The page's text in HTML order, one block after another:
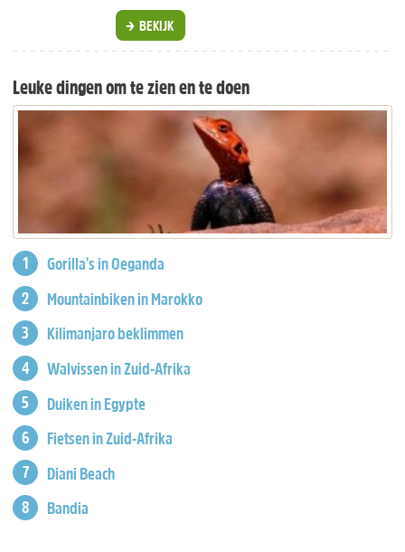
BEKIJK
Leuke dingen om te zien en te doen
Gorilla's in Oeganda
Mountainbiken in Marokko
Kilimanjaro beklimmen
Walvissen in Zuid-Afrika
Duiken in Egypte
Fietsen in Zuid-Afrika
Diani Beach
Bandia